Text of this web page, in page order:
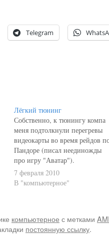
Telegram
Лёгкий тюнинг
Собственно, к тюнингу компа
меня подтолкнули перегревы
видеокарты во время рейдов
Пандоре (писал неединожды
про игру "Аватар").
Поразмыслив, что такое
меня не устраивает, докупил
пару корпусных кулеров и
Потом покрутил штатный
от AMD, посмотрел, что винты
7 февраля 2010
В "компьютерное"
компьютерное с метками
постоянную ссылку.